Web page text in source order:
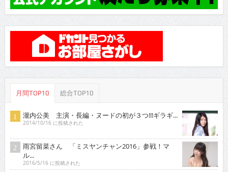
月間TOP10 総合TOP10
瀧内公美 主演・長編・ヌードの初が３つ!!!ギラギ...
2014/10/16 に投稿された
雨宮留菜さん 「ミスヤンチャン2016」参戦！マ
ル...
2016/5/16 に投稿された